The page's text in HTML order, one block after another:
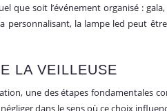
que soit l’événement organisé :
personnalisant, la lampe led peut
LA VEILLEUSE
une des étapes fondamentales
dans le sens où ce choix